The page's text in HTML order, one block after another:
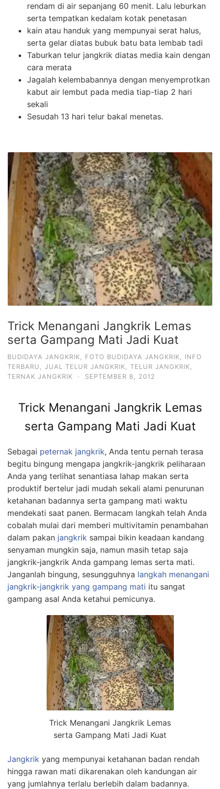
rendam di air sepanjang 60 menit. Lalu leburkan
serta tempatkan kedalam kotak penetasan
kain atau handuk yang mempunyai serat halus,
serta gelar diatas bubuk batu bata lembab tadi
Taburkan telur jangkrik diatas media kain dengan
cara merata
Jagalah kelembabannya dengan menyemprotkan
kabut air lembut pada media tiap-tiap 2 hari
sekali
Sesudah 13 hari telur bakal menetas.
Trick Menangani Jangkrik Lemas
serta Gampang Mati Jadi Kuat
BUDIDAYA JANGKRIK FOTO BUDIDAYA JANGKRIK
INFO
TERBARU
JUAL TELUR JANGKRIK TELUR JANGKRIK
TERNAK JANGKRIK
· SEPTEMBER 8, 2012
Trick Menangani Jangkrik Lemas
serta Gampang Mati Jadi Kuat
Sebagai peternak jangkrik, Anda tentu pernah terasa
begitu bingung mengapa jangkrik-jangkrik peliharaan
Anda yang terlihat senantiasa lahap makan serta
produktif bertelur jadi mudah sekali alami penurunan
ketahanan badannya serta gampang mati waktu
mendekati saat panen. Bermacam langkah telah Anda
cobalah mulai dari memberi multivitamin penambahan
dalam pakan jangkrik sampai bikin keadaan kandang
senyaman mungkin saja, namun masih tetap saja
jangkrik-jangkrik Anda gampang lemas serta mati.
Janganlah bingung, sesungguhnya langkah menangani
jangkrik-jangkrik yang gampang mati itu sangat
gampang asal Anda ketahui pemicunya.
Trick Menangani Jangkrik Lemas
serta Gampang Mati Jadi Kuat
Jangkrik yang mempunyai ketahanan badan rendah
hingga rawan mati dikarenakan oleh kandungan air
yang jumlahnya terlalu berlebih dalam badannya.